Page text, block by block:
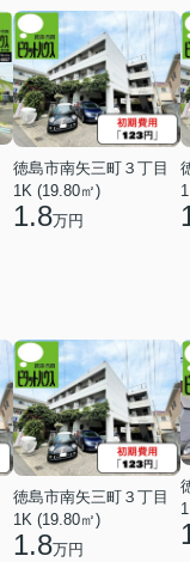
徳島市南矢三町３丁目
1K (19.80㎡)
1.8万円
徳島市南矢三町３丁目
1K (19.80㎡)
1.8万円